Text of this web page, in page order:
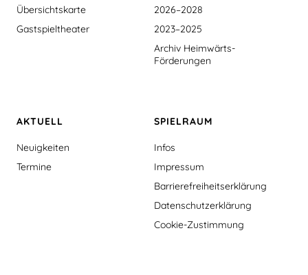
Übersichtskarte
Gastspieltheater
2026–2028
2023–2025
Archiv Heimwärts-
Förderungen
AKTUELL
Neuigkeiten
Termine
SPIELRAUM
Infos
Impressum
Barrierefreiheitserklärung
Datenschutzerklärung
Cookie-Zustimmung